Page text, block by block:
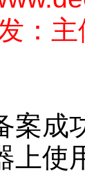
：
案成
上使